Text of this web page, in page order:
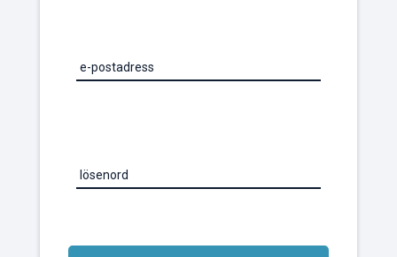
e-postadress
lösenord